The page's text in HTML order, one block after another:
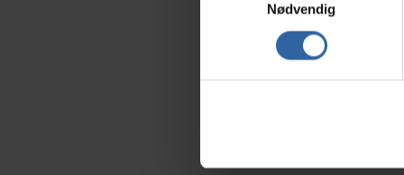
v
Nødvendig
Du finner mer